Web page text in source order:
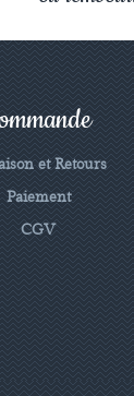
et Retours
Paiement
CGV